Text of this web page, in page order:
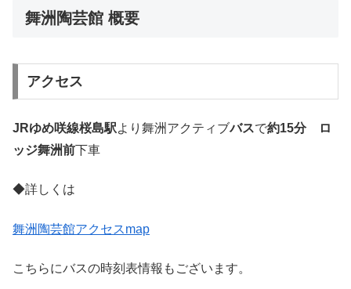
舞洲陶芸館 概要
アクセス
JRゆめ咲線桜島駅より舞洲アクティブバスで約15分
ロ
ッジ舞洲前下車
◆詳しくは
舞洲陶芸館アクセスmap
こちらにバスの時刻表情報もございます。